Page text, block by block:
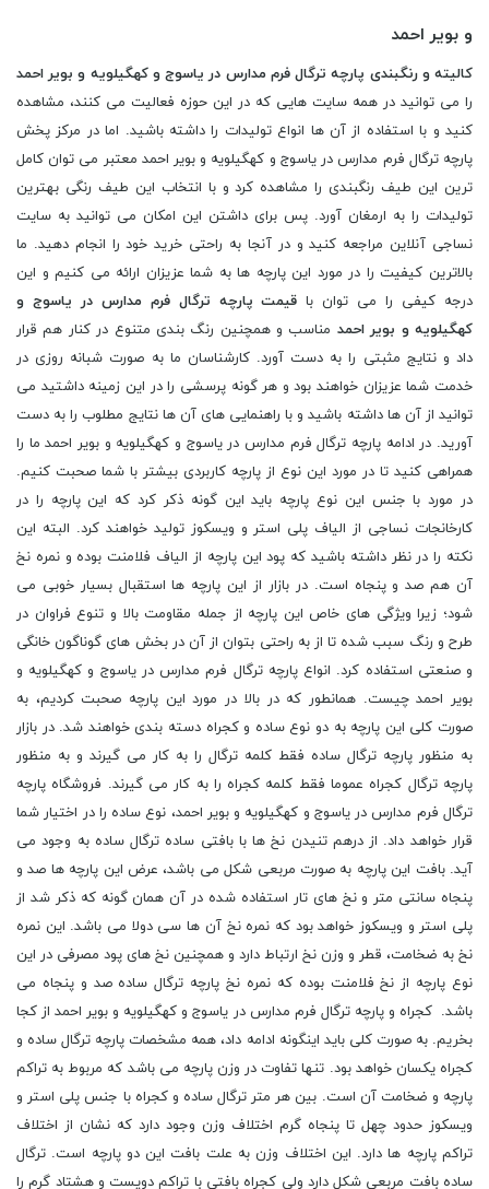
و بویر احمد
کالیته و رنگبندی پارچه ترگال فرم مدارس در یاسوج و کهگیلویه و بویر احمد
را می توانید در همه سایت هایی که در این حوزه فعالیت می کنند، مشاهده
کنید و با استفاده از آن ها انواع تولیدات را داشته باشید. اما در مرکز پخش
پارچه ترگال فرم مدارس در یاسوج و کهگیلویه و بویر احمد معتبر می توان کامل
ترین این طیف رنگبندی را مشاهده کرد و با انتخاب این طیف رنگی بهترین
تولیدات را به ارمغان آورد. پس برای داشتن این امکان می توانید به سایت
نساجی آنلاین مراجعه کنید و در آنجا به راحتی خرید خود را انجام دهید. ما
بالاترین کیفیت را در مورد این پارچه ها به شما عزیزان ارائه می کنیم و این
درجه کیفی را می توان با قیمت پارچه ترگال فرم مدارس در یاسوج و
کهگیلویه و بویر احمد مناسب و همچنین رنگ بندی متنوع در کنار هم قرار
داد و نتایج مثبتی را به دست آورد. کارشناسان ما به صورت شبانه روزی در
خدمت شما عزیزان خواهند بود و هر گونه پرسشی را در این زمینه داشتید می
توانید از آن ها داشته باشید و با راهنمایی های آن ها نتایج مطلوب را به دست
آورید. در ادامه پارچه ترگال فرم مدارس در یاسوج و کهگیلویه و بویر احمد ما را
همراهی کنید تا در مورد این نوع از پارچه کاربردی بیشتر با شما صحبت کنیم.
در مورد با جنس این نوع پارچه باید این گونه ذکر کرد که این پارچه را در
کارخانجات نساجی از الیاف پلی استر و ویسکوز تولید خواهند کرد. البته این
نکته را در نظر داشته باشید که پود این پارچه از الیاف فلامنت بوده و نمره نخ
آن هم صد و پنجاه است. در بازار از این پارچه ها استقبال بسیار خوبی می
شود؛ زیرا ویژگی های خاص این پارچه از جمله مقاومت بالا و تنوع فراوان در
طرح و رنگ سبب شده تا از به راحتی بتوان از آن در بخش های گوناگون خانگی
و صنعتی استفاده کرد. انواع پارچه ترگال فرم مدارس در یاسوج و کهگیلویه و
بویر احمد چیست. همانطور که در بالا در مورد این پارچه صحبت کردیم، به
صورت کلی این پارچه به دو نوع ساده و کجراه دسته بندی خواهند شد. در بازار
به منظور پارچه ترگال ساده فقط کلمه ترگال را به کار می گیرند و به منظور
پارچه ترگال کجراه عموما فقط کلمه کجراه را به کار می گیرند. فروشگاه پارچه
ترگال فرم مدارس در یاسوج و کهگیلویه و بویر احمد، نوع ساده را در اختیار شما
قرار خواهد داد. از درهم تنیدن نخ ها با بافتی ساده ترگال ساده به وجود می
آید. بافت این پارچه به صورت مربعی شکل می باشد، عرض این پارچه ها صد و
پنجاه سانتی متر و نخ های تار استفاده شده در آن همان گونه که ذکر شد از
پلی استر و ویسکوز خواهد بود که نمره نخ آن ها سی دولا می باشد. این نمره
نخ به ضخامت، قطر و وزن نخ ارتباط دارد و همچنین نخ های پود مصرفی در این
نوع پارچه از نخ فلامنت بوده که نمره نخ پارچه ترگال ساده صد و پنجاه می
باشد. کجراه و پارچه ترگال فرم مدارس در یاسوج و کهگیلویه و بویر احمد از کجا
بخریم. به صورت کلی باید اینگونه ادامه داد، همه مشخصات پارچه ترگال ساده و
کجراه یکسان خواهد بود. تنها تفاوت در وزن پارچه می باشد که مربوط به تراکم
پارچه و ضخامت آن است. بین هر متر ترگال ساده و کجراه با جنس پلی استر و
ویسکوز حدود چهل تا پنجاه گرم اختلاف وزن وجود دارد که نشان از اختلاف
تراکم پارچه ها دارد. این اختلاف وزن به علت بافت این دو پارچه است. ترگال
ساده بافت مربعی شکل دارد ولی کجراه بافتی با تراکم دویست و هشتاد گرم را